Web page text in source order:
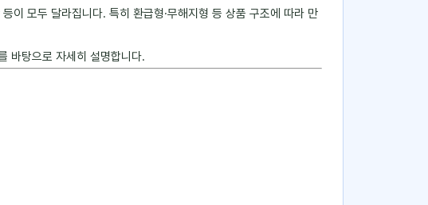
이 모두 달라집니다. 특히 환급형·무해지형 등 상품 구조에 따라 만
바탕으로 자세히 설명합니다.